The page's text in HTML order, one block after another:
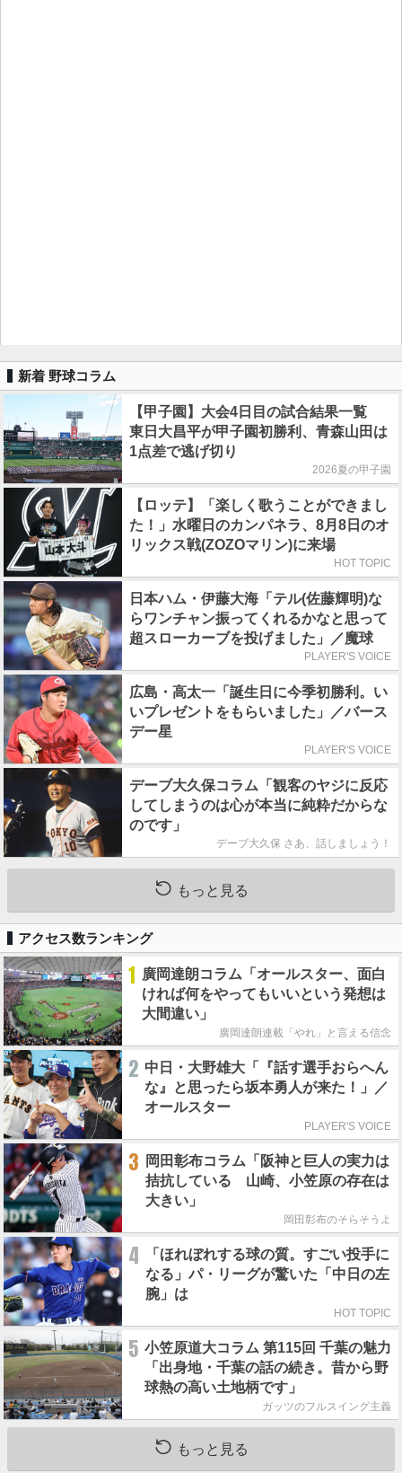
新着 野球コラム
【甲子園】大会4日目の試合結果一覧
東日大昌平が甲子園初勝利、青森山田は
1点差で逃げ切り
2026夏の甲子園
【ロッテ】「楽しく歌うことができまし
た！」水曜日のカンパネラ、8月8日のオ
リックス戦(ZOZOマリン)に来場
HOT TOPIC
日本ハム・伊藤大海「テル(佐藤輝明)な
らワンチャン振ってくれるかなと思って
超スローカーブを投げました」／魔球
PLAYER'S VOICE
広島・高太一「誕生日に今季初勝利。い
いプレゼントをもらいました」／バース
デー星
PLAYER'S VOICE
デーブ大久保コラム「観客のヤジに反応
してしまうのは心が本当に純粋だからな
のです」
デーブ大久保 さあ、話しましょう！
もっと見る
アクセス数ランキング
1 廣岡達朗コラム「オールスター、面白
ければ何をやってもいいという発想は
大間違い」
廣岡達朗連載「やれ」と言える信念
2 中日・大野雄大「『話す選手おらへん
な』と思ったら坂本勇人が来た！」／
オールスター
PLAYER'S VOICE
3
岡田彰布コラム「阪神と巨人の実力は
拮抗している 山崎、小笠原の存在は
大きい」
岡田彰布のそらそうよ
4
「ほれぼれする球の質。すごい投手に
なる」パ・リーグが驚いた「中日の左
腕」は
HOT TOPIC
5 小笠原道大コラム 第115回 千葉の魅力
「出身地・千葉の話の続き。昔から野
球熱の高い土地柄です」
ガッツのフルスイング主義
もっと見る